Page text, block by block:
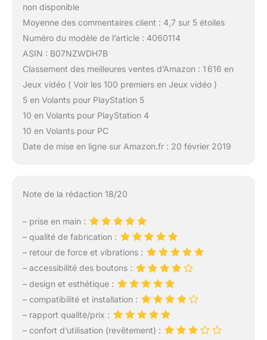
non disponible
Moyenne des commentaires client : 4,7 sur 5 étoiles
Numéro du modèle de l’article : 4060114
ASIN : B07NZWDH7B
Classement des meilleures ventes d’Amazon : 1 616 en
Jeux vidéo ( Voir les 100 premiers en Jeux vidéo )
5 en Volants pour PlayStation 5
10 en Volants pour PlayStation 4
10 en Volants pour PC
Date de mise en ligne sur Amazon.fr : 20 février 2019
Note de la rédaction 18/20
– prise en main :
– qualité de fabrication :
– retour de force et vibrations :
– accessibilité des boutons :
– design et esthétique :
– compatibilité et installation :
– rapport qualité/prix :
– confort d’utilisation (revêtement) :